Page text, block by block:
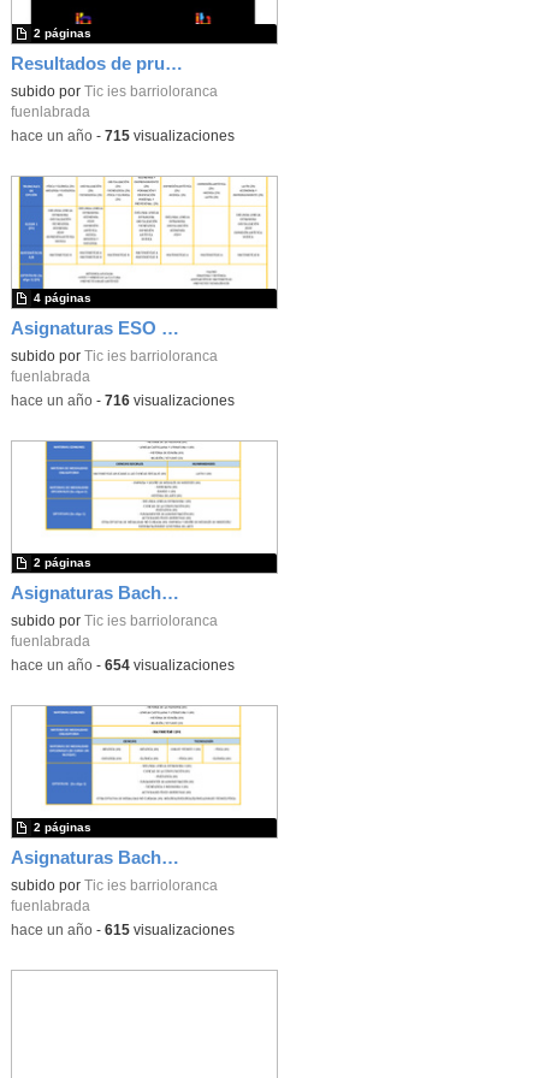
Resultados de pruebas IES Barrio Loranca
subido por Tic ies barrioloranca
fuenlabrada
2 páginas
-hace un año- 715visualizaciones
Asignaturas ESO IES Barrio Loranca
subido por Tic ies barrioloranca
fuenlabrada
4 páginas
-hace un año- 716visualizaciones
Asignaturas Bachillerato Humanidades IES Barrio Loranca
subido por Tic ies barrioloranca
fuenlabrada
2 páginas
-hace un año- 654visualizaciones
Asignaturas Bachillerato Ciencias IES Barrio Loranca
subido por Tic ies barrioloranca
fuenlabrada
2 páginas
-hace un año- 615visualizaciones